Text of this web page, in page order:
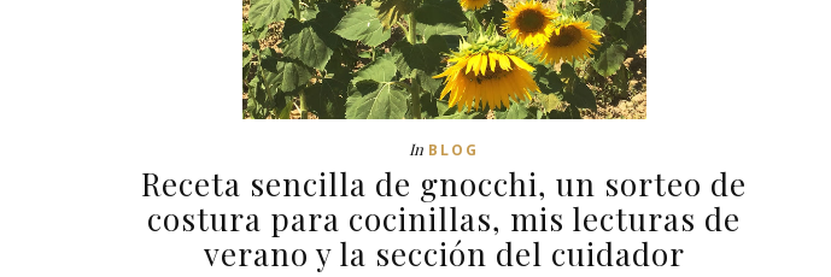
In BLOG
Receta sencilla de gnocchi, un sorteo de
costura para cocinillas, mis lecturas de
verano y la sección del cuidador